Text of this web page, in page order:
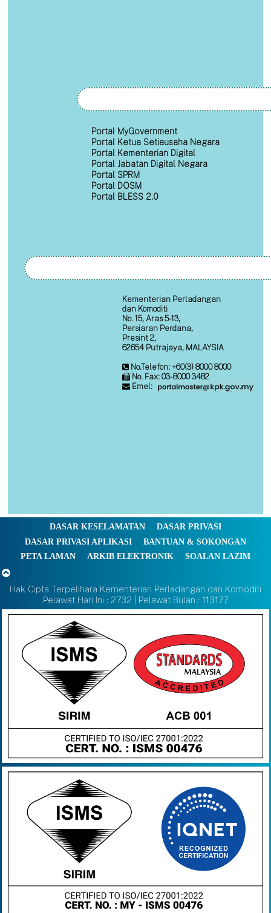
Portal MyGovernment
Portal Ketua Setiausaha Negara
Portal Kementerian Digital
Portal Jabatan Digital Negara
Portal SPRM
Portal DOSM
Portal BLESS 2.0
Kementerian Perladangan
dan Komoditi
No. 15, Aras 5-13,
Persiaran Perdana,
Presint 2,
62654 Putrajaya, MALAYSIA
No.Telefon: +60(3) 8000 8000
No. Fax: 03-8000 3482
Emel:
DASAR KESELAMATAN
DASAR PRIVASI
DASAR PRIVASI APLIKASI
BANTUAN & SOKONGAN
PETA LAMAN
ARKIB ELEKTRONIK SOALAN LAZIM
Hak Cipta Terpelihara Kementerian Perladangan dan Komoditi
Pelawat Hari Ini : 2732 | Pelawat Bulan : 113177